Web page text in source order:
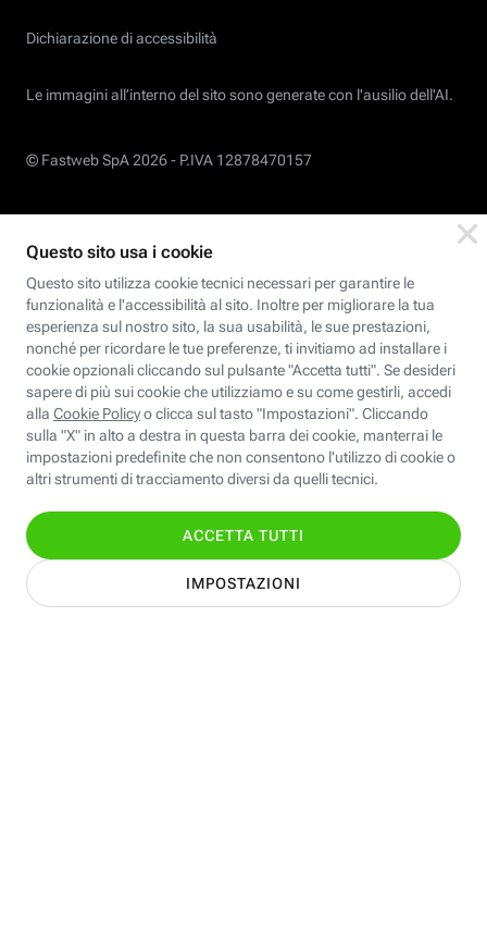
Dichiarazione di accessibilità
Le immagini all’interno del sito sono generate con l'ausilio dell'AI.
© Fastweb SpA 2026 - P.IVA 12878470157